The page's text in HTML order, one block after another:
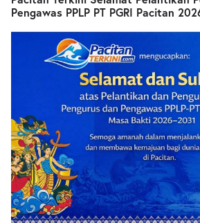
Pengawas PPLP PT PGRI Pacitan